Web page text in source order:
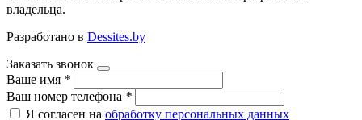
владельца.
Разработано в Dessites.by
Заказать звонок
Ваше имя *
Ваш номер телефона *
Я согласен на обработку персональных данных